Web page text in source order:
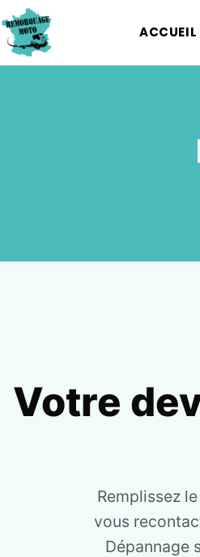
ACCUEIL
Votre
Remplissez
vous
Dépannage